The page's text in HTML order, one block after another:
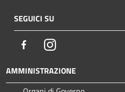
SEGUICI SU
FacebookInstagram
AMMINISTRAZIONE